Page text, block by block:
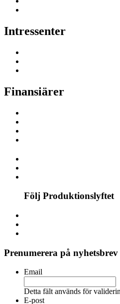
Intressenter
Finansiärer
Följ Produktionslyftet
Prenumerera på
Email
Detta fält används för
E-post